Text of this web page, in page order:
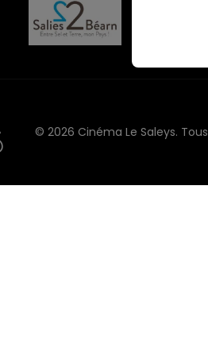
© 2026 Cinéma Le Saleys.